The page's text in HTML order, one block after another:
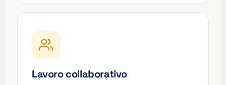
Lavoro collaborativo